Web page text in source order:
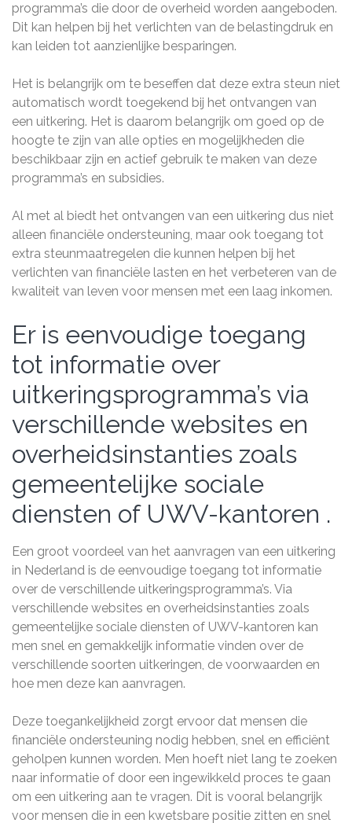
programma’s die door de overheid worden aangeboden.
Dit kan helpen bij het verlichten van de belastingdruk en
kan leiden tot aanzienlijke besparingen.
Het is belangrijk om te beseffen dat deze extra steun niet
automatisch wordt toegekend bij het ontvangen van
een uitkering. Het is daarom belangrijk om goed op de
hoogte te zijn van alle opties en mogelijkheden die
beschikbaar zijn en actief gebruik te maken van deze
programma’s en subsidies.
Al met al biedt het ontvangen van een uitkering dus niet
alleen financiële ondersteuning, maar ook toegang tot
extra steunmaatregelen die kunnen helpen bij het
verlichten van financiële lasten en het verbeteren van de
kwaliteit van leven voor mensen met een laag inkomen.
Er is eenvoudige toegang
tot informatie over
uitkeringsprogramma’s via
verschillende websites en
overheidsinstanties zoals
gemeentelijke sociale
diensten of UWV-kantoren .
Een groot voordeel van het aanvragen van een uitkering
in Nederland is de eenvoudige toegang tot informatie
over de verschillende uitkeringsprogramma’s. Via
verschillende websites en overheidsinstanties zoals
gemeentelijke sociale diensten of UWV-kantoren kan
men snel en gemakkelijk informatie vinden over de
verschillende soorten uitkeringen, de voorwaarden en
hoe men deze kan aanvragen.
Deze toegankelijkheid zorgt ervoor dat mensen die
financiële ondersteuning nodig hebben, snel en efficiënt
geholpen kunnen worden. Men hoeft niet lang te zoeken
naar informatie of door een ingewikkeld proces te gaan
om een uitkering aan te vragen. Dit is vooral belangrijk
voor mensen die in een kwetsbare positie zitten en snel